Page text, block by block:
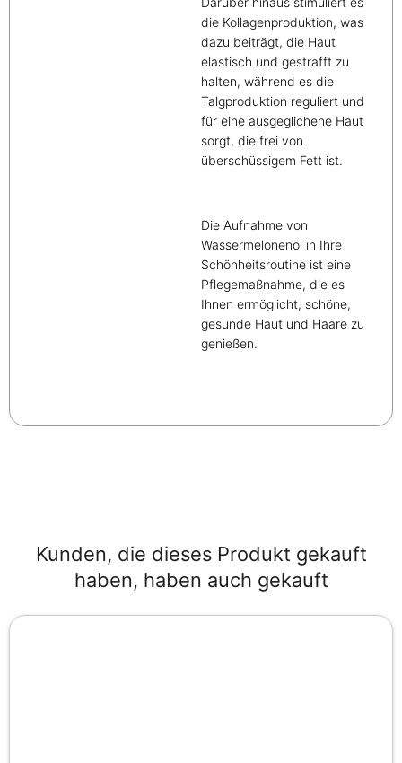
die Kollagenproduktion, was
dazu beiträgt, die Haut
elastisch und gestrafft zu
halten, während es die
Talgproduktion reguliert und
für eine ausgeglichene Haut
sorgt, die frei von
überschüssigem Fett ist.
Die Aufnahme von
Wassermelonenöl in Ihre
Schönheitsroutine ist eine
Pflegemaßnahme, die es
Ihnen ermöglicht, schöne,
gesunde Haut und Haare zu
genießen.
Kunden, die dieses Produkt gekauft
haben, haben auch gekauft